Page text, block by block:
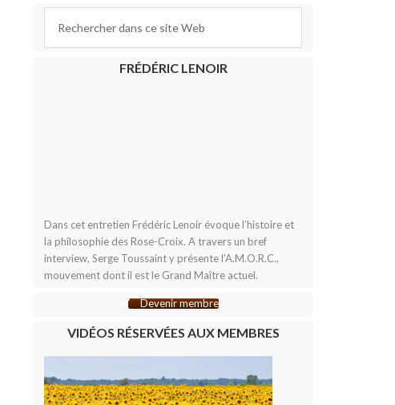
FRÉDÉRIC LENOIR
Dans cet entretien Frédéric Lenoir évoque l’histoire et
la philosophie des Rose-Croix. A travers un bref
interview, Serge Toussaint y présente l’A.M.O.R.C.,
mouvement dont il est le Grand Maître actuel.
Devenir membre
VIDÉOS RÉSERVÉES AUX MEMBRES